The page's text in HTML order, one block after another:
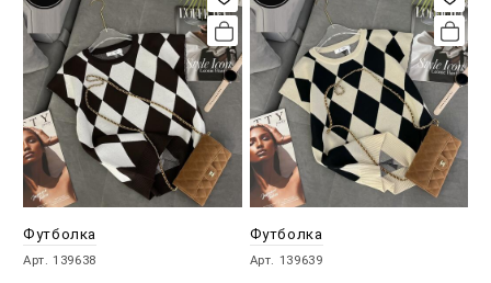
Футболка
Арт. 139638
Футболка
Арт. 139639